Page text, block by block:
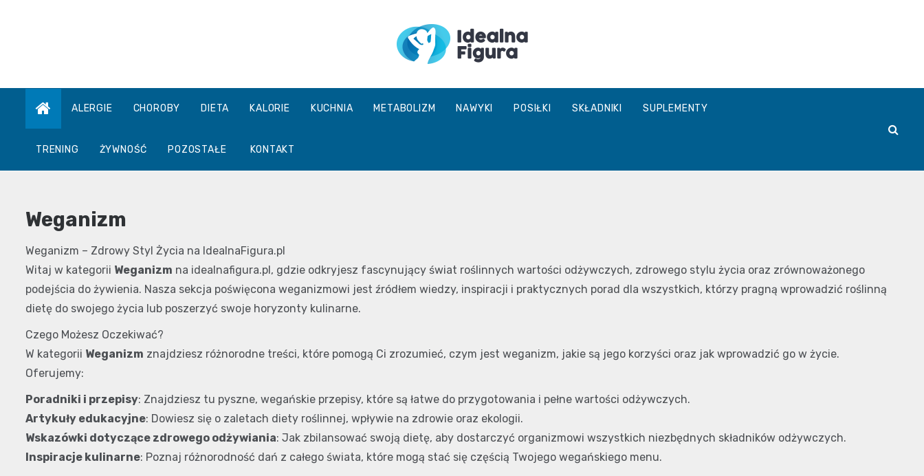
IdealnaFigura.pl
ALERGIE CHOROBY DIETA KALORIE KUCHNIA METABOLIZM NAWYKI POSIŁKI SKŁADNIKI SUPLEMENTY
TRENING ŻYWNOŚĆ POZOSTAŁE KONTAKT
Weganizm
Weganizm – Zdrowy Styl Życia na IdealnaFigura.pl
Witaj w kategorii Weganizm na idealnafigura.pl, gdzie odkryjesz fascynujący świat roślinnych wartości odżywczych, zdrowego stylu życia oraz zrównoważonego
podejścia do żywienia. Nasza sekcja poświęcona weganizmowi jest źródłem wiedzy, inspiracji i praktycznych porad dla wszystkich, którzy pragną wprowadzić roślinną
dietę do swojego życia lub poszerzyć swoje horyzonty kulinarne.
Czego Możesz Oczekiwać?
W kategorii Weganizm znajdziesz różnorodne treści, które pomogą Ci zrozumieć, czym jest weganizm, jakie są jego korzyści oraz jak wprowadzić go w życie.
Oferujemy:
Poradniki i przepisy: Znajdziesz tu pyszne, wegańskie przepisy, które są łatwe do przygotowania i pełne wartości odżywczych.
Artykuły edukacyjne: Dowiesz się o zaletach diety roślinnej, wpływie na zdrowie oraz ekologii.
Wskazówki dotyczące zdrowego odżywiania: Jak zbilansować swoją dietę, aby dostarczyć organizmowi wszystkich niezbędnych składników odżywczych.
Inspiracje kulinarne: Poznaj różnorodność dań z całego świata, które mogą stać się częścią Twojego wegańskiego menu.